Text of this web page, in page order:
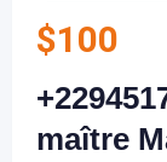
$100
maître